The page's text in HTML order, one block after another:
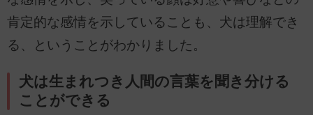
肯定的な感情を示していることも、犬は理解でき
る、ということがわかりました。
犬は生まれつき人間の言葉を聞き分ける
ことができる